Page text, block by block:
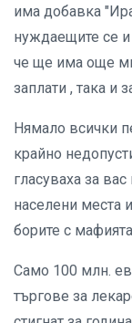
има добавка
нуждаещите се
че ще има още
заплати , така и
Нямало всички
крайно
гласуваха за
населени места
борите с
Само 100 млн.
търгове за